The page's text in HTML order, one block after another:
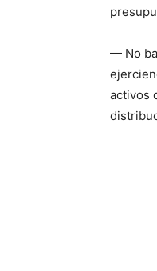
— No
activos